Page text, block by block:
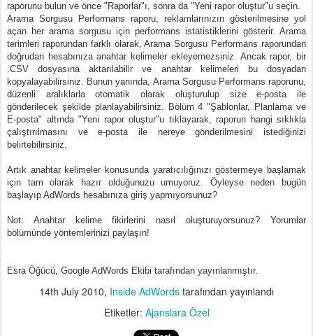
raporunu bulun ve önce "Raporlar"ı, sonra da "Yeni rapor oluştur"u seçin.
Arama Sorgusu Performans raporu, reklamlarınızın gösterilmesine yol
açan her arama sorgusu için performans istatistiklerini gösterir. Arama
terimleri raporundan farklı olarak, Arama Sorgusu Performans raporundan
doğrudan hesabınıza anahtar kelimeler ekleyemezsiniz. Ancak rapor, bir
.CSV dosyasına aktarılabilir ve anahtar kelimeleri bu dosyadan
kopyalayabilirsiniz. Bunun yanında, Arama Sorgusu Performans raporunu,
düzenli aralıklarla otomatik olarak oluşturulup size e-posta ile
gönderilecek şekilde planlayabilirsiniz. Bölüm 4 "Şablonlar, Planlama ve
E-posta" altında "Yeni rapor oluştur"u tıklayarak, raporun hangi sıklıkla
çalıştırılmasını ve e-posta ile nereye gönderilmesini istediğinizi
belirtebilirsiniz.
Artık anahtar kelimeler konusunda yaratıcılığınızı göstermeye başlamak
için tam olarak hazır olduğunuzu umuyoruz. Öyleyse neden bugün
başlayıp AdWords hesabınıza giriş yapmıyorsunuz?
Not: Anahtar kelime fikirlerini nasıl oluşturuyorsunuz? Yorumlar
bölümünde yöntemlerinizi paylaşın!
Esra Öğücü, Google AdWords Ekibi tarafından yayınlanmıştır.
14th July 2010, Inside AdWords tarafından yayınlandı
Etiketler: Ajanslara Özel